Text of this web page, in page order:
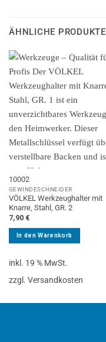
ÄHNLICHE PRODUKTE
10002
GEWINDESCHNEIDER
VÖLKEL Werkzeughalter mit
Knarre, Stahl, GR. 2
7,90 €
In den Warenkorb
inkl. 19 % MwSt.
zzgl. Versandkosten